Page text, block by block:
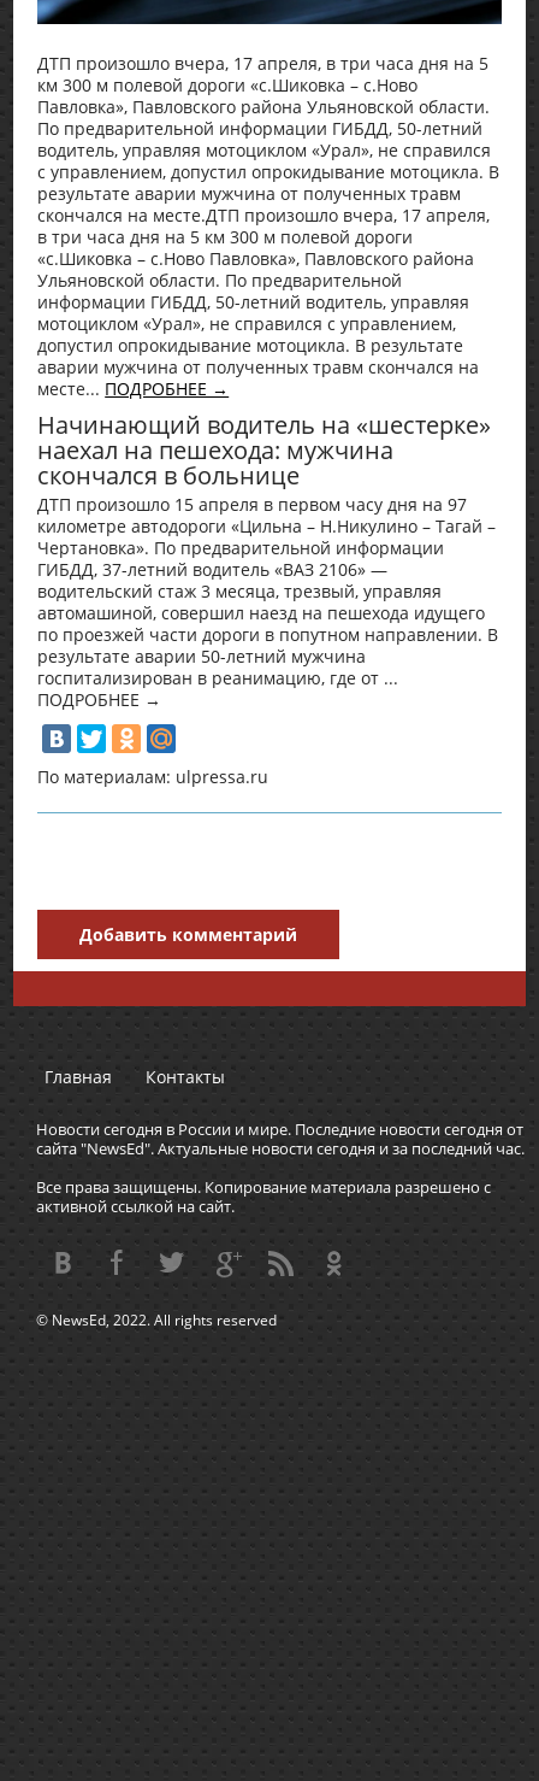
ДТП произошло вчера, 17 апреля, в три часа дня на 5
км 300 м полевой дороги «с.Шиковка – с.Ново
Павловка», Павловского района Ульяновской области.
По предварительной информации ГИБДД, 50-летний
водитель, управляя мотоциклом «Урал», не справился
с управлением, допустил опрокидывание мотоцикла. В
результате аварии мужчина от полученных травм
скончался на месте.ДТП произошло вчера, 17 апреля,
в три часа дня на 5 км 300 м полевой дороги
«с.Шиковка – с.Ново Павловка», Павловского района
Ульяновской области. По предварительной
информации ГИБДД, 50-летний водитель, управляя
мотоциклом «Урал», не справился с управлением,
допустил опрокидывание мотоцикла. В результате
аварии мужчина от полученных травм скончался на
месте... ПОДРОБНЕЕ →
Начинающий водитель на «шестерке»
наехал на пешехода: мужчина
скончался в больнице
ДТП произошло 15 апреля в первом часу дня на 97
километре автодороги «Цильна – Н.Никулино – Тагай –
Чертановка». По предварительной информации
ГИБДД, 37-летний водитель «ВАЗ 2106» —
водительский стаж 3 месяца, трезвый, управляя
автомашиной, совершил наезд на пешехода идущего
по проезжей части дороги в попутном направлении. В
результате аварии 50-летний мужчина
госпитализирован в реанимацию, где от ...
ПОДРОБНЕЕ →
По материалам: ulpressa.ru
Добавить комментарий
Главная Контакты
Новости сегодня в России и мире. Последние новости сегодня от
сайта "NewsEd". Актуальные новости сегодня и за последний час.
Все права защищены. Копирование материала разрешено с
активной ссылкой на сайт.
© NewsEd, 2022. All rights reserved